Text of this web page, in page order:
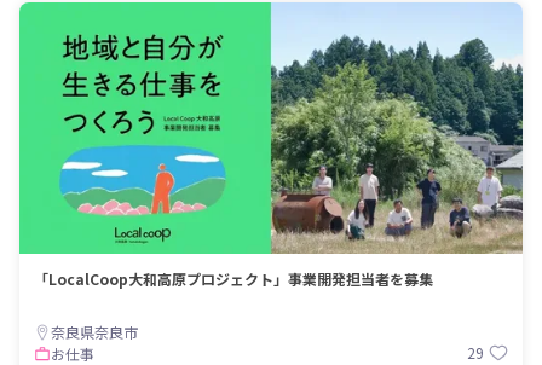
「LocalCoop大和高原プロジェクト」事業開発担当者を募集
奈良県奈良市
お仕事
29